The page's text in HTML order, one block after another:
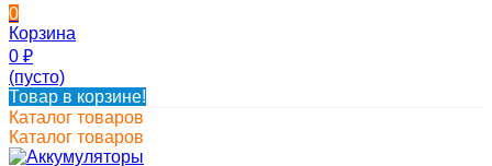
0
Корзина
0 ₽
(пусто)
Товар в корзине!
Каталог товаров
Каталог товаров